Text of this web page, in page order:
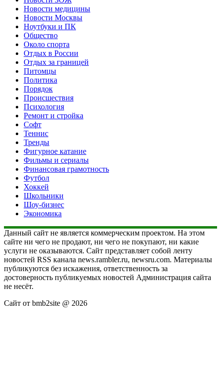
Новости медицины
Новости Москвы
Ноутбуки и ПК
Общество
Около спорта
Отдых в России
Отдых за границей
Питомцы
Политика
Порядок
Происшествия
Психология
Ремонт и стройка
Софт
Теннис
Тренды
Фигурное катание
Фильмы и сериалы
Финансовая грамотность
Футбол
Хоккей
Школьники
Шоу-бизнес
Экономика
Данный сайт не является коммерческим проектом. На этом
сайте ни чего не продают, ни чего не покупают, ни какие
услуги не оказываются. Сайт представляет собой ленту
новостей RSS канала news.rambler.ru, newsru.com. Материалы
публикуются без искажения, ответственность за
достоверность публикуемых новостей Администрация сайта
не несёт.
Сайт от bmb2site @ 2026